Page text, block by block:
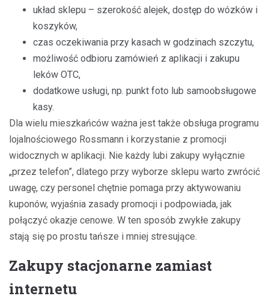
układ sklepu – szerokość alejek, dostęp do wózków i
koszyków,
czas oczekiwania przy kasach w godzinach szczytu,
możliwość odbioru zamówień z aplikacji i zakupu
leków OTC,
dodatkowe usługi, np. punkt foto lub samoobsługowe
kasy.
Dla wielu mieszkańców ważna jest także obsługa programu
lojalnościowego Rossmann i korzystanie z promocji
widocznych w aplikacji. Nie każdy lubi zakupy wyłącznie
„przez telefon”, dlatego przy wyborze sklepu warto zwrócić
uwagę, czy personel chętnie pomaga przy aktywowaniu
kuponów, wyjaśnia zasady promocji i podpowiada, jak
połączyć okazje cenowe. W ten sposób zwykłe zakupy
stają się po prostu tańsze i mniej stresujące.
Zakupy stacjonarne zamiast
internetu